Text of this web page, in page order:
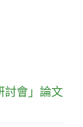
討會」論文